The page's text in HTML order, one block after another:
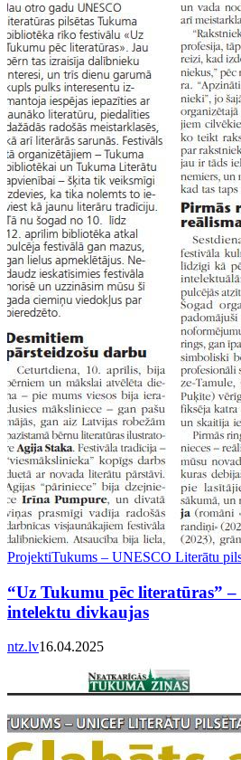
ProjektiTukums – UNESCO Literātu
“Uz Tukumu pēc literatūras”
intelektu divkaujas
ntz.lv16.04.2025